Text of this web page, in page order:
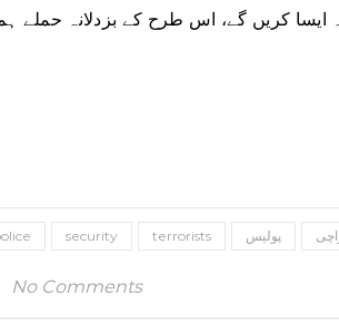
ایسا کریں گے، اس طرح کے بزدلانہ حملے
security terrorists پولیس
No Comments